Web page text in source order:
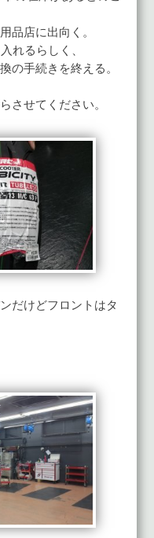
品店に出向く。
れるらしく、
の手続きを終える。
させてください。
だけどフロントはタ